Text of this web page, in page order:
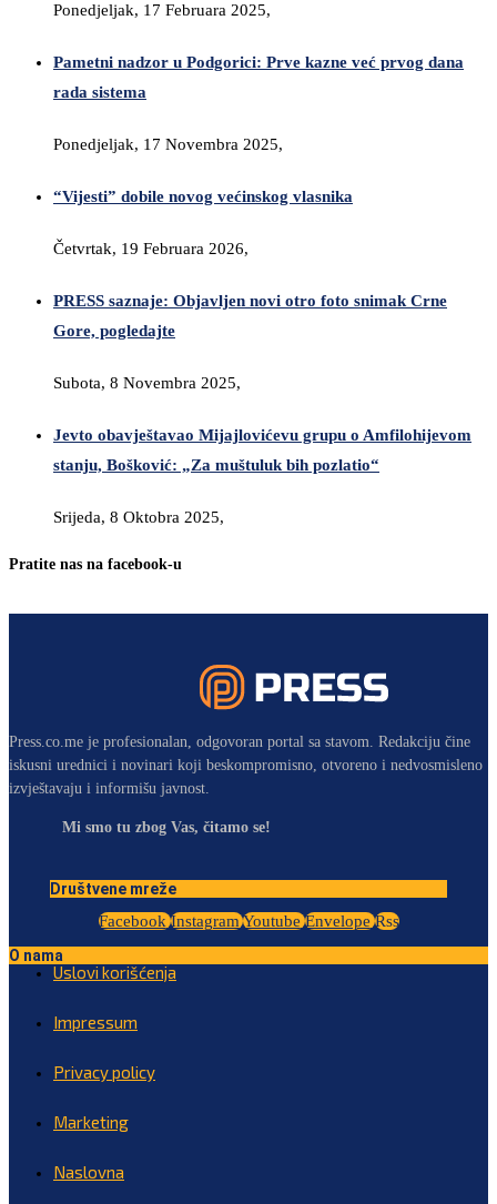
Ponedjeljak, 17 Februara 2025,
Pametni nadzor u Podgorici: Prve kazne već prvog dana
rada sistema
Ponedjeljak, 17 Novembra 2025,
“Vijesti” dobile novog većinskog vlasnika
Četvrtak, 19 Februara 2026,
PRESS saznaje: Objavljen novi otro foto snimak Crne
Gore, pogledajte
Subota, 8 Novembra 2025,
Jevto obavještavao Mijajlovićevu grupu o Amfilohijevom
stanju, Bošković: „Za muštuluk bih pozlatio“
Srijeda, 8 Oktobra 2025,
Pratite nas na facebook-u
Press.co.me je profesionalan, odgovoran portal sa stavom. Redakciju čine
iskusni urednici i novinari koji beskompromisno, otvoreno i nedvosmisleno
izvještavaju i informišu javnost.
Mi smo tu zbog Vas, čitamo se!
Društvene mreže
Facebook Instagram Youtube Envelope Rss
O nama
Uslovi korišćenja
Impressum
Privacy policy
Marketing
Naslovna